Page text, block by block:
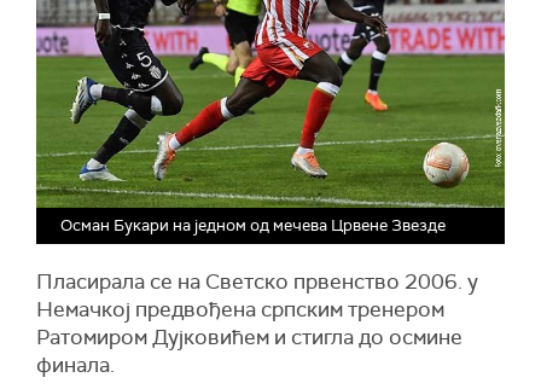
Осман Букари на једном од мечева Црвене Звезде
Пласирала се на Светско првенство 2006. у
Немачкој предвођена српским тренером
Ратомиром Дујковићем и стигла до осмине
финала.